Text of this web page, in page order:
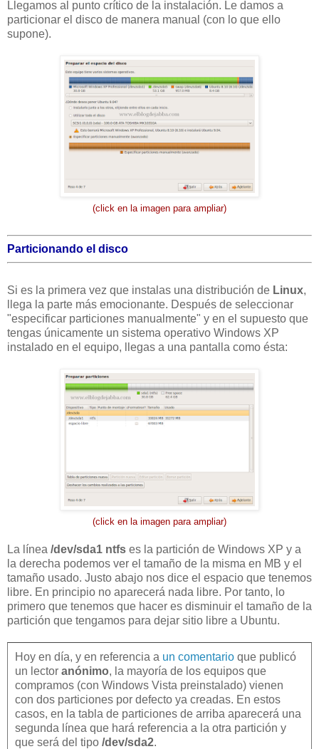
Llegamos al punto crítico de la instalación. Le damos a
particionar el disco de manera manual (con lo que ello
supone).
(click en la imagen para ampliar)
Particionando el disco
Si es la primera vez que instalas una distribución de Linux,
llega la parte más emocionante. Después de seleccionar
"especificar particiones manualmente" y en el supuesto que
tengas únicamente un sistema operativo Windows XP
instalado en el equipo, llegas a una pantalla como ésta:
(click en la imagen para ampliar)
La línea /dev/sda1 ntfs es la partición de Windows XP y a
la derecha podemos ver el tamaño de la misma en MB y el
tamaño usado. Justo abajo nos dice el espacio que tenemos
libre. En principio no aparecerá nada libre. Por tanto, lo
primero que tenemos que hacer es disminuir el tamaño de la
partición que tengamos para dejar sitio libre a Ubuntu.
Hoy en día, y en referencia a un comentario que publicó
un lector anónimo, la mayoría de los equipos que
compramos (con Windows Vista preinstalado) vienen
con dos particiones por defecto ya creadas. En estos
casos, en la tabla de particiones de arriba aparecerá una
segunda línea que hará referencia a la otra partición y
que será del tipo /dev/sda2.